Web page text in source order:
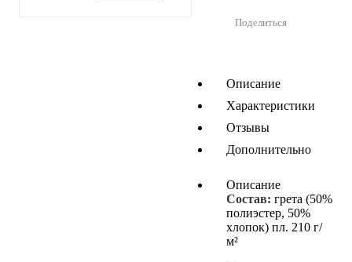
Поделиться
Описание
Характеристики
Отзывы
Дополнительно
Описание
Состав: грета (50%
полиэстер, 50%
хлопок) пл. 210 г/
м²